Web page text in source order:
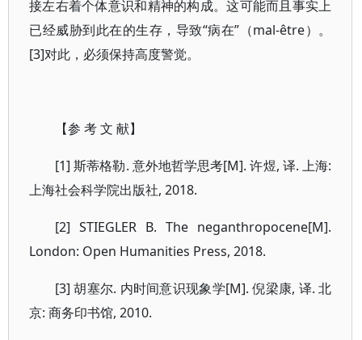
接左右着个体意识和精神的构成。这可能而且事实上
已经威胁到此在的生存，导致“病在”（mal-être）。
[3]对此，必须保持高度警觉。
【参 考 文 献】
[1] 斯蒂格勒. 意外地哲学思考[M]. 许煜, 译. 上海:
上海社会科学院出版社, 2018.
[2] STIEGLER B. The neganthropocene[M].
London: Open Humanities Press, 2018.
[3] 胡塞尔. 内时间意识现象学[M]. 倪梁康, 译. 北
京: 商务印书馆, 2010.